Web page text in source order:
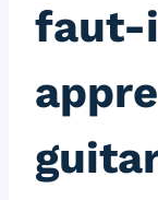
faut-